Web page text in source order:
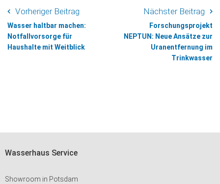
Vorheriger Beitrag
Wasser haltbar machen:
Notfallvorsorge für
Haushalte mit Weitblick
Nächster Beitrag
Forschungsprojekt
NEPTUN: Neue Ansätze zur
Uranentfernung im
Trinkwasser
Wasserhaus Service
Showroom in Potsdam